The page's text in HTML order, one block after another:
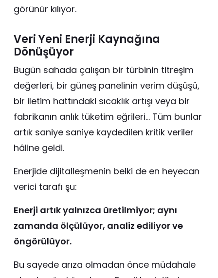
görünür kılıyor.
Veri Yeni Enerji Kaynağına
Dönüşüyor
Bugün sahada çalışan bir türbinin titreşim
değerleri, bir güneş panelinin verim düşüşü,
bir iletim hattındaki sıcaklık artışı veya bir
fabrikanın anlık tüketim eğrileri… Tüm bunlar
artık saniye saniye kaydedilen kritik veriler
hâline geldi.
Enerjide dijitalleşmenin belki de en heyecan
verici tarafı şu:
Enerji artık yalnızca üretilmiyor; aynı
zamanda ölçülüyor, analiz ediliyor ve
öngörülüyor.
Bu sayede arıza olmadan önce müdahale